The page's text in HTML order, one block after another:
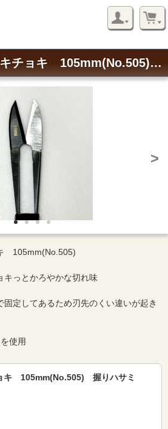
はさみ 美鈴チョキチョキ 105mm(No.505) 握りハサミ
>
105mm(No.505)
キっとかろやかな切れ味
定してあるため刃先のくい違いが起き
使用
キ 105mm(No.505) 握りハサミ